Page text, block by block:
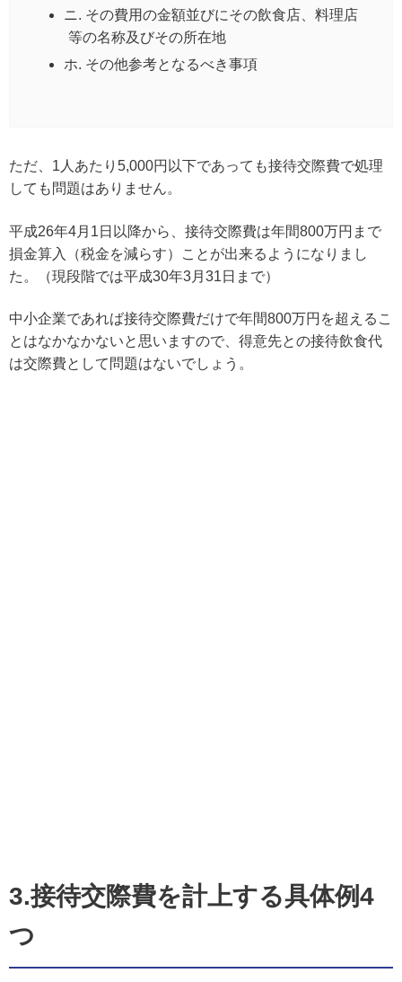
ニ. その費用の金額並びにその飲食店、料理店
等の名称及びその所在地
ホ. その他参考となるべき事項
ただ、1人あたり5,000円以下であっても接待交際費で処理
しても問題はありません。
平成26年4月1日以降から、接待交際費は年間800万円まで
損金算入（税金を減らす）ことが出来るようになりまし
た。（現段階では平成30年3月31日まで）
中小企業であれば接待交際費だけで年間800万円を超えるこ
とはなかなかないと思いますので、得意先との接待飲食代
は交際費として問題はないでしょう。
3.接待交際費を計上する具体例4
つ